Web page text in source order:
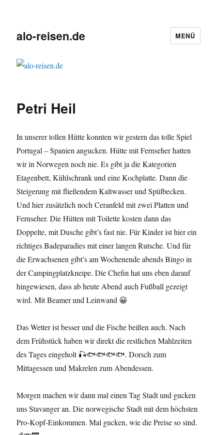
alo-reisen.de MENÜ
Petri Heil
In unserer tollen Hütte konnten wir gestern das tolle Spiel
Portugal – Spanien angucken. Hütte mit Fernseher hatten
wir in Norwegen noch nie. Es gibt ja die Kategorien
Etagenbett, Kühlschrank und eine Kochplatte. Dann die
Steigerung mit fließendem Kaltwasser und Spülbecken.
Und hier zusätzlich noch Ceranfeld mit zwei Platten und
Fernseher. Die Hütten mit Toilette kosten dann das
Doppelte, mit Dusche gibt’s fast nie. Für Kinder ist hier ein
richtiges Badeparadies mit einer langen Rutsche. Und für
die Erwachsenen gibt’s am Wochenende abends Bingo in
der Campingplatzkneipe. Die Chefin hat uns eben darauf
hingewiesen, dass ab heute Abend auch Fußball gezeigt
wird. Mit Beamer und Leinwand 😀
Das Wetter ist besser und die Fische beißen auch. Nach
dem Frühstück haben wir direkt die restlichen Mahlzeiten
des Tages eingeholt 🎣🐟🐟🐟🐟. Dorsch zum
Mittagessen und Makrelen zum Abendessen.
Morgen machen wir dann mal einen Tag Stadt und gucken
uns Stavanger an. Die norwegische Stadt mit dem höchsten
Pro-Kopf-Einkommen. Mal gucken, wie die Preise so sind.